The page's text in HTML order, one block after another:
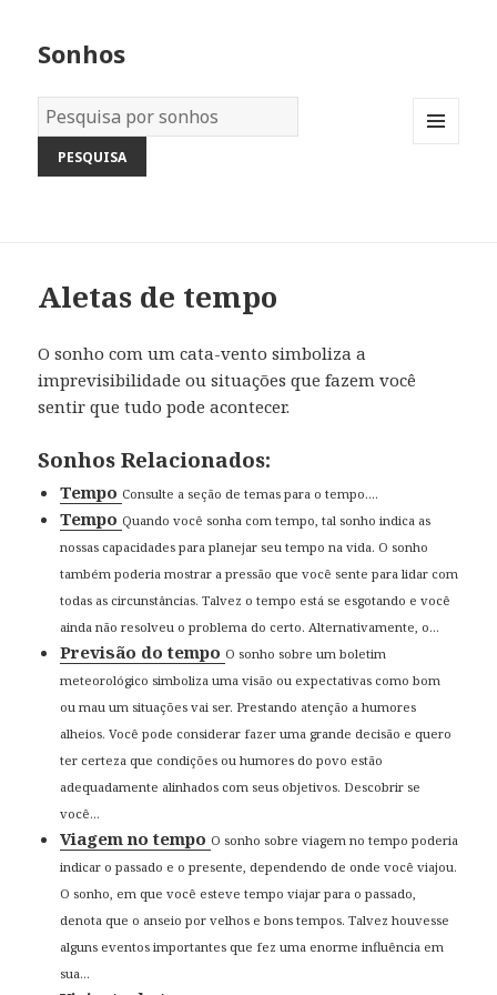
Sonhos
Dicionário
dos
Sonhos:
Aletas de tempo
O sonho com um cata-vento simboliza a
imprevisibilidade ou situações que fazem você
sentir que tudo pode acontecer.
Sonhos Relacionados:
Tempo Consulte a seção de temas para o tempo....
TempoQuando você sonha com tempo, tal sonho indica as
nossas capacidades para planejar seu tempo na vida. O sonho
também poderia mostrar a pressão que você sente para lidar com
todas as circunstâncias. Talvez o tempo está se esgotando e você
ainda não resolveu o problema do certo. Alternativamente, o...
Previsão do tempo O sonho sobre um boletim
meteorológico simboliza uma visão ou expectativas como bom
ou mau um situações vai ser. Prestando atenção a humores
alheios. Você pode considerar fazer uma grande decisão e quero
ter certeza que condições ou humores do povo estão
adequadamente alinhados com seus objetivos. Descobrir se
você...
Viagem no tempo O sonho sobre viagem no tempo poderia
indicar o passado e o presente, dependendo de onde você viajou.
O sonho, em que você esteve tempo viajar para o passado,
denota que o anseio por velhos e bons tempos. Talvez houvesse
alguns eventos importantes que fez uma enorme influência em
sua...